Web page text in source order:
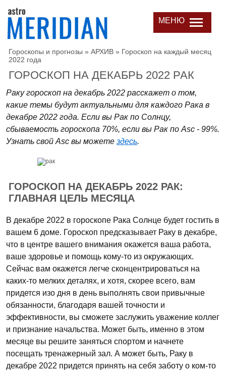
МЕНЮ
Гороскопы и прогнозы » АРХИВ » Гороскоп на каждый месяц
2022 года
ГОРОСКОП НА ДЕКАБРЬ 2022 РАК
Раку гороскоп на декабрь 2022 расскажет о том,
какие темы будут актуальными для каждого Рака в
декабре 2022 года. Если вы Рак по Солнцу,
сбываемость гороскопа 70%, если вы Рак по Asc - 99%.
Узнать свой Asc вы можете здесь.
ГОРОСКОП НА ДЕКАБРЬ 2022 РАК:
ГЛАВНАЯ ЦЕЛЬ МЕСЯЦА
В декабре 2022 в гороскопе Рака Солнце будет гостить в
вашем 6 доме. Гороскоп предсказывает Раку в декабре,
что в центре вашего внимания окажется ваша работа,
ваше здоровье и помощь кому-то из окружающих.
Сейчас вам окажется легче сконцентрироваться на
каких-то мелких деталях, и хотя, скорее всего, вам
придется изо дня в день выполнять свои привычные
обязанности, благодаря вашей точности и
эффективности, вы сможете заслужить уважение коллег
и признание начальства. Может быть, именно в этом
месяце вы решите заняться спортом и начнете
посещать тренажерный зал. А может быть, Раку в
декабре 2022 придется принять на себя заботу о ком-то